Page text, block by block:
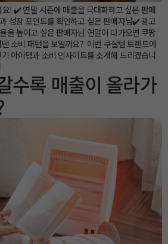
! ✔️ 연말 시즌에 매출을 극대화하고 싶은 판매
성장 포인트를 확인하고 싶은 판매자님✔️ 광고
을 높이고 싶은 판매자님 연말이 다가오면 쿠팡
소비 패턴을 보일까요? 이번 쿠잘템 트렌드에
아이템과 소비 인사이트를 소개해 드리겠습니
수록 매출이 올라가